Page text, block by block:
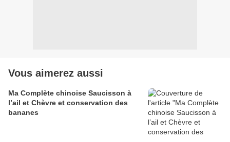
Vous aimerez aussi
Ma Complète chinoise Saucisson à
l’ail et Chèvre et conservation des
bananes